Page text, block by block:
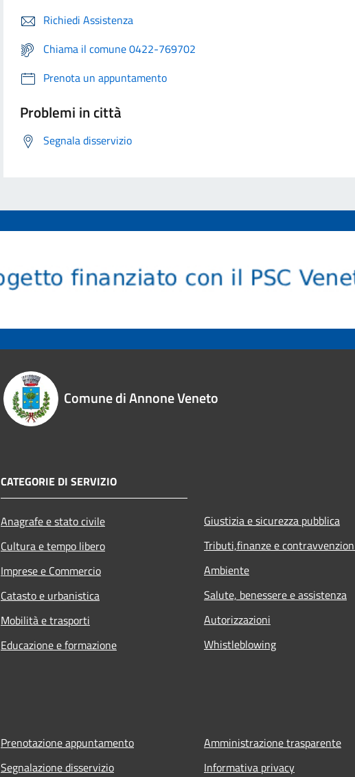
Richiedi Assistenza
Chiama il comune 0422-769702
Prenota un appuntamento
Problemi in città
Segnala disservizio
Comune di Annone Veneto
CATEGORIE DI SERVIZIO
Anagrafe e stato civile
Cultura e tempo libero
Imprese e Commercio
Catasto e urbanistica
Mobilità e trasporti
Educazione e formazione
Giustizia e sicurezza pubblica
Tributi,finanze e
Ambiente
Salute, benessere e assistenza
Autorizzazioni
Whistleblowing
Prenotazione appuntamento
Segnalazione disservizio
Amministrazione trasparente
Informativa privacy